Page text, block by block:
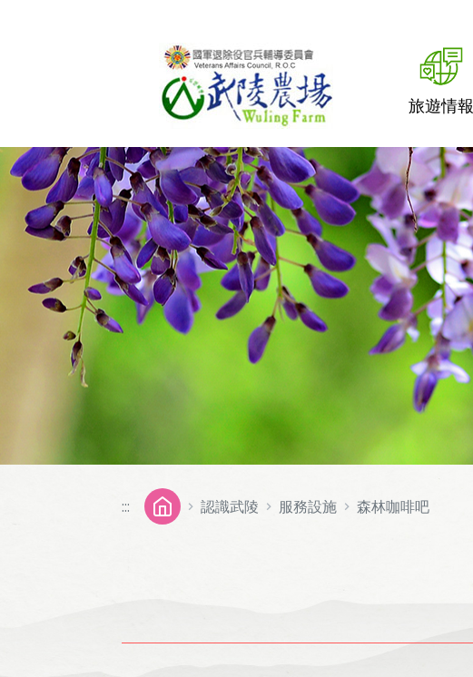
旅遊情報
::: 認識武陵 服務設施 森林咖啡吧